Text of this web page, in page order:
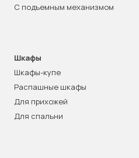
С подъемным механизмом
Шкафы
Шкафы-купе
Распашные шкафы
Для прихожей
Для спальни